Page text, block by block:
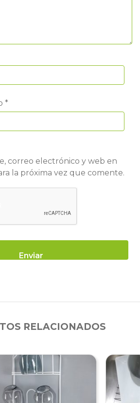
*
correo electrónico y web en
la próxima vez que comente.
RELACIONADOS